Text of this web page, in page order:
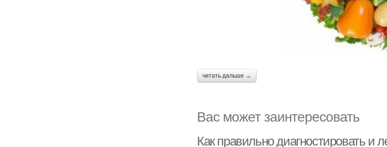
читать дальше →
Вас может заинтересовать
Как правильно диагностировать и